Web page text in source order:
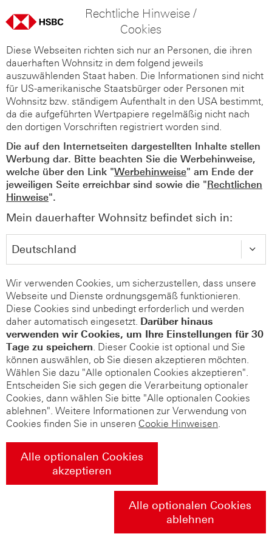
Rechtliche Hinweise /
Cookies
Diese Webseiten richten sich nur an Personen, die ihren
dauerhaften Wohnsitz in dem folgend jeweils
auszuwählenden Staat haben. Die Informationen sind nicht
für US-amerikanische Staatsbürger oder Personen mit
Wohnsitz bzw. ständigem Aufenthalt in den USA bestimmt,
da die aufgeführten Wertpapiere regelmäßig nicht nach
den dortigen Vorschriften registriert worden sind.
Die auf den Internetseiten dargestellten Inhalte stellen
Werbung dar. Bitte beachten Sie die Werbehinweise,
welche über den Link "Werbehinweise" am Ende der
jeweiligen Seite erreichbar sind sowie die "Rechtlichen
Hinweise".
Mein dauerhafter Wohnsitz befindet sich in:
Wir verwenden Cookies, um sicherzustellen, dass unsere
Webseite und Dienste ordnungsgemäß funktionieren.
Diese Cookies sind unbedingt erforderlich und werden
daher automatisch eingesetzt. Darüber hinaus
verwenden wir Cookies, um Ihre Einstellungen für 30
Tage zu speichern. Dieser Cookie ist optional und Sie
können auswählen, ob Sie diesen akzeptieren möchten.
Wählen Sie dazu "Alle optionalen Cookies akzeptieren".
Entscheiden Sie sich gegen die Verarbeitung optionaler
Cookies, dann wählen Sie bitte "Alle optionalen Cookies
ablehnen". Weitere Informationen zur Verwendung von
Cookies finden Sie in unseren Cookie Hinweisen.
Alle optionalen Cookies
akzeptieren
Alle optionalen Cookies
ablehnen